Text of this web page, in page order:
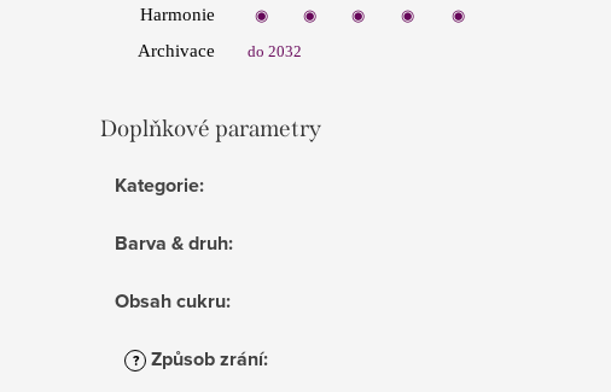
Harmonie ◉ ◉ ◉ ◉ ◉
Archivace do 2032
Doplňkové parametry
Kategorie:
Barva & druh:
Obsah cukru:
? Způsob zrání: